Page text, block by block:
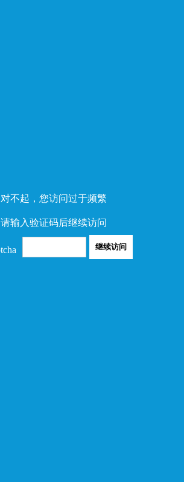
对不起，您访问过于频繁
请输入验证码后继续访问
继续访问